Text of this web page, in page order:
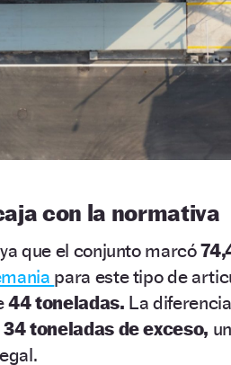
con la normativa
que el conjunto marcó
para este tipo de
44 toneladas. La
34 toneladas de exceso,